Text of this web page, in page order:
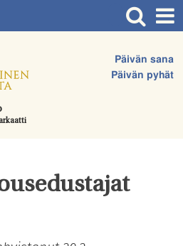
Päivän sana
Päivän pyhät